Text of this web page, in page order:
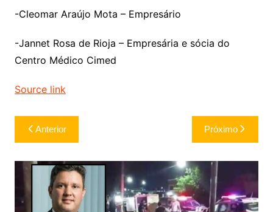
-Cleomar Araújo Mota – Empresário
-Jannet Rosa de Rioja – Empresária e sócia do
Centro Médico Cimed
Source link
Navegação
de
Post
Anterior Próximo